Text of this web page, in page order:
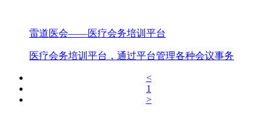
雷道医会——医疗会务培训平台
医疗会务培训平台，通过平台管理各种会议事务
<
1
>